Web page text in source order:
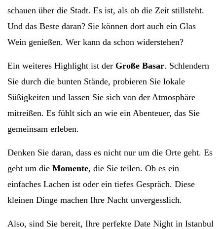
schauen über die Stadt. Es ist, als ob die Zeit stillsteht.
Und das Beste daran? Sie können dort auch ein Glas
Wein genießen. Wer kann da schon widerstehen?
Ein weiteres Highlight ist der Große Basar. Schlendern
Sie durch die bunten Stände, probieren Sie lokale
Süßigkeiten und lassen Sie sich von der Atmosphäre
mitreißen. Es fühlt sich an wie ein Abenteuer, das Sie
gemeinsam erleben.
Denken Sie daran, dass es nicht nur um die Orte geht. Es
geht um die Momente, die Sie teilen. Ob es ein
einfaches Lachen ist oder ein tiefes Gespräch. Diese
kleinen Dinge machen Ihre Nacht unvergesslich.
Also, sind Sie bereit, Ihre perfekte Date Night in Istanbul